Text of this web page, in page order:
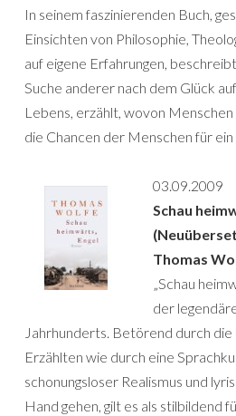
In seinem faszinierenden Buch,
Einsichten von Philosophie,
auf eigene Erfahrungen,
Suche anderer nach dem Glück
Lebens, erzählt, wovon
die Chancen der Menschen für
03.09.2009
Schau
Thomas
„Schau
der
Jahrhunderts. Betörend durch
Erzählten wie durch eine
schonungsloser Realismus und
Hand gehen, gilt es als stilbildend